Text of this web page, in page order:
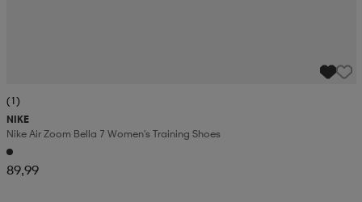
(1)
NIKE
Nike Air Zoom Bella 7 Women's Training Shoes
89,99